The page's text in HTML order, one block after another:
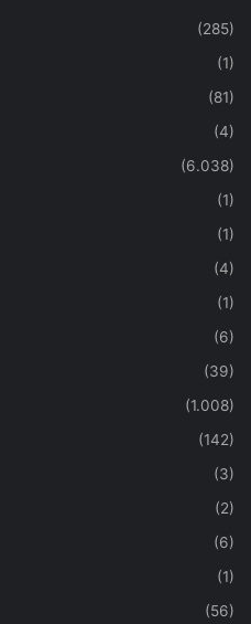
(285)
(1)
(81)
(4)
(6.038)
(1)
(1)
(4)
(1)
(6)
(39)
(1.008)
(142)
(3)
(2)
(6)
(1)
(56)